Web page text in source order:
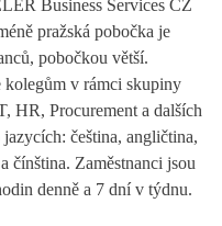
Business Services CZ
pražská pobočka je
pobočkou větší.
kolegům v rámci skupiny
HR, Procurement a dalších
čeština, angličtina,
čínština. Zaměstnanci jsou
denně a 7 dní v týdnu.